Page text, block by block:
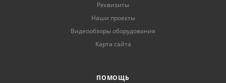
Реквизиты
Наши проекты
Видеообзоры оборудования
Карта сайта
ПОМОЩЬ